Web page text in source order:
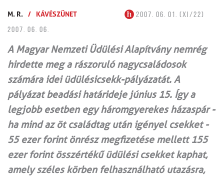
M. R. / KÁVÉSZÜNET
2007. 06. 01. (XI/22)
2007. 06. 06.
A Magyar Nemzeti Üdülési Alapítvány nemrég
hirdette meg a rászoruló nagycsaládosok
számára idei üdülésicsekk-pályázatát. A
pályázat beadási határideje június 15. Így a
legjobb esetben egy háromgyerekes házaspár -
ha mind az öt családtag után igényel csekket -
55 ezer forint önrész megfizetése mellett 155
ezer forint összértékű üdülési csekket kaphat,
amely széles körben felhasználható utazásra,